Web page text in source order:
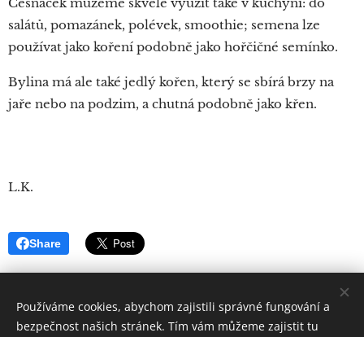
Česnáček můžeme skvěle využít také v kuchyni: do
salátů, pomazánek, polévek, smoothie; semena lze
používat jako koření podobně jako hořčičné semínko.
Bylina má ale také jedlý kořen, který se sbírá brzy na
jaře nebo na podzim, a chutná podobně jako křen.
L.K.
Share
Používáme cookies, abychom zajistili správné fungování a
bezpečnost našich stránek. Tím vám můžeme zajistit tu